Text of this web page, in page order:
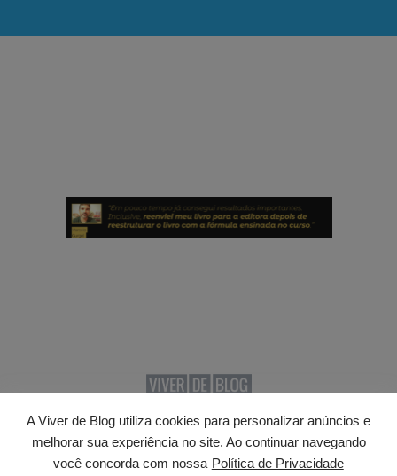
A Viver de Blog utiliza cookies para personalizar anúncios e
melhorar sua experiência no site. Ao continuar navegando
você concorda com nossa Política de Privacidade
© 2026 · Viver de Blog. Todos os direitos reservados.
Termos de uso. Design do site e blog personalizado
com o temaAthena.